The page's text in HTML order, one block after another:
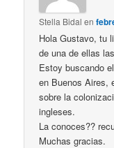
Stella Bidal en
Hola Gustavo, tu
de una de ellas
Estoy buscando
en Buenos Aires,
sobre la
ingleses.
La conoces??
Muchas gracias.